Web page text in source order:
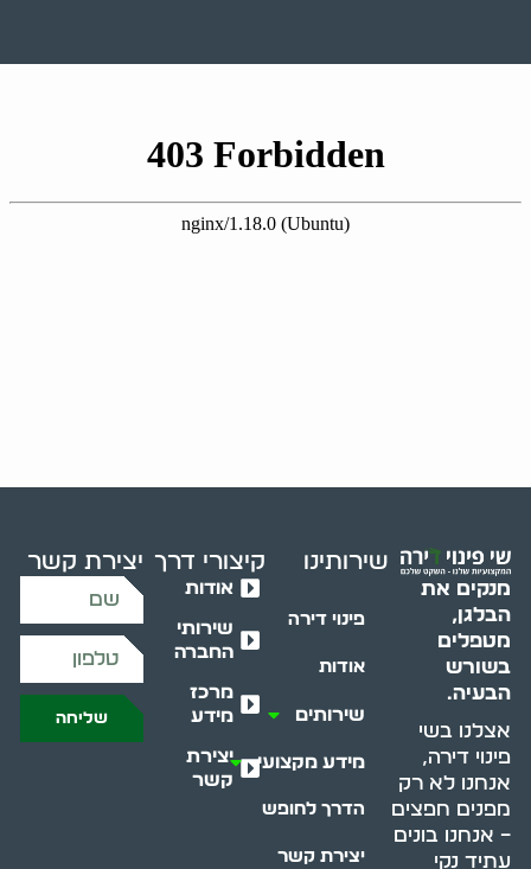
מנקים את
הבלגן,
מטפלים
בשורש
הבעיה.
אצלנו בשי
פינוי דירה,
אנחנו לא רק
מפנים חפצים
– אנחנו בונים
עתיד נקי
שירותינו
פינוי דירה
אודות
שירותים
מידע מקצועי
הדרך לחופש
יצירת קשר
קיצורי דרך
אודות
שירותי
החברה
מרכז
מידע
יצירת
קשר
יצירת קשר
שליחה